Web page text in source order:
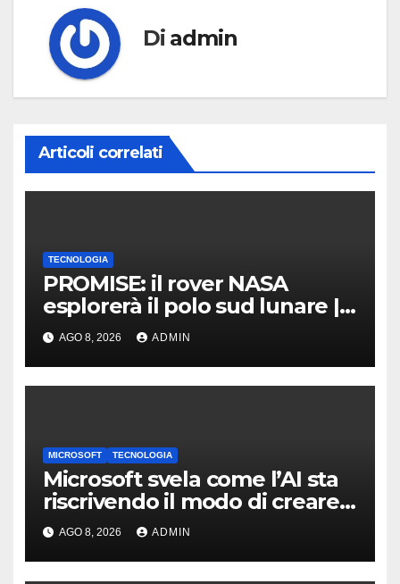
Di admin
Articoli correlati
TECNOLOGIA
PROMISE: il rover NASA
esplorerà il polo sud lunare |
Cosa sappiamo
AGO 8, 2026 ADMIN
MICROSOFT TECNOLOGIA
Microsoft svela come l’AI sta
riscrivendo il modo di creare
software
AGO 8, 2026 ADMIN